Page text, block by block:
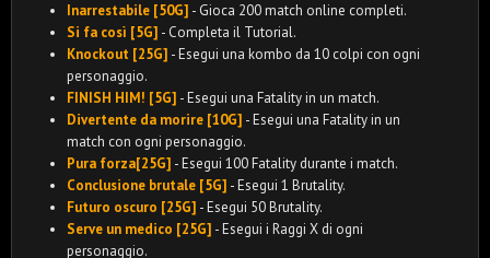
Inarrestabile [50G] - Gioca 200 match online completi.
Si fa così [5G] - Completa il Tutorial.
Knockout [25G] - Esegui una kombo da 10 colpi con ogni
personaggio.
FINISH HIM! [5G] - Esegui una Fatality in un match.
Divertente da morire [10G] - Esegui una Fatality in un
match con ogni personaggio.
Pura forza[25G] - Esegui 100 Fatality durante i match.
Conclusione brutale [5G] - Esegui 1 Brutality.
Futuro oscuro [25G] - Esegui 50 Brutality.
Serve un medico [25G] - Esegui i Raggi X di ogni
personaggio.